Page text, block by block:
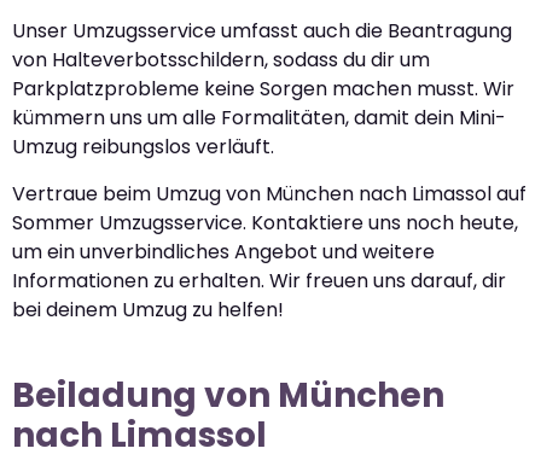
Unser Umzugsservice umfasst auch die Beantragung
von Halteverbotsschildern, sodass du dir um
Parkplatzprobleme keine Sorgen machen musst. Wir
kümmern uns um alle Formalitäten, damit dein Mini-
Umzug reibungslos verläuft.
Vertraue beim Umzug von München nach Limassol auf
Sommer Umzugsservice. Kontaktiere uns noch heute,
um ein unverbindliches Angebot und weitere
Informationen zu erhalten. Wir freuen uns darauf, dir
bei deinem Umzug zu helfen!
Beiladung von München
nach Limassol